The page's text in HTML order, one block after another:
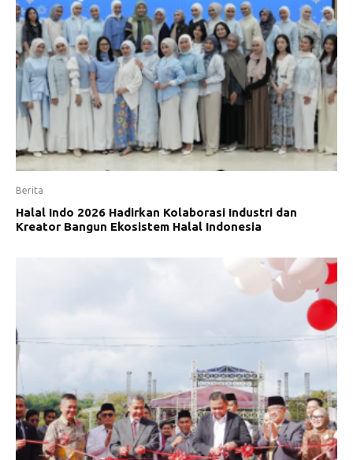
Berita
Halal Indo 2026 Hadirkan Kolaborasi Industri dan
Kreator Bangun Ekosistem Halal Indonesia